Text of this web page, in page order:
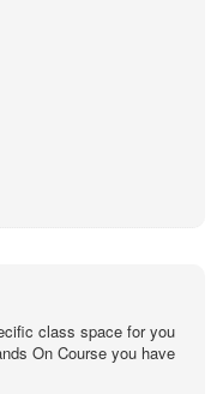
class space for you
On Course you have